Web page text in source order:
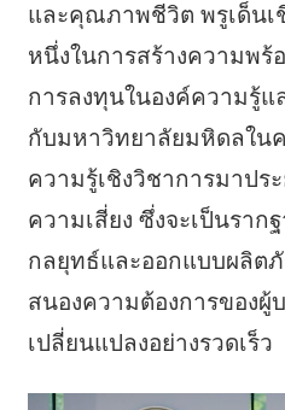
และคุณภาพชีวิต พรูเด็นเ
หนึ่งในการสร้างความพ
การลงทุนในองค์ความรู้แ
กับมหาวิทยาลัยมหิดลใน
ความรู้เชิงวิชาการมาปร
ความเสี่ยง ซึ่งจะเป็นรา
กลยุทธ์และออกแบบผลิต
สนองความต้องการของผู้
เปลี่ยนแปลงอย่างรวดเร็ว